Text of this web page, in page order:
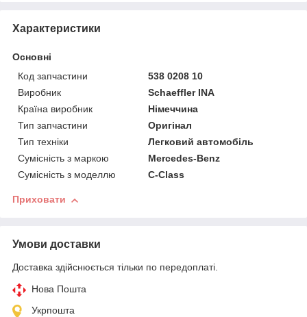
Характеристики
Основні
Код запчастини
538 0208 10
Виробник
Schaeffler INA
Країна виробник
Німеччина
Тип запчастини
Оригінал
Тип техніки
Легковий автомобіль
Сумісність з маркою
Mercedes-Benz
Сумісність з моделлю
C-Class
Приховати
Умови доставки
Доставка здійснюється тільки по передоплаті.
Нова Пошта
Укрпошта